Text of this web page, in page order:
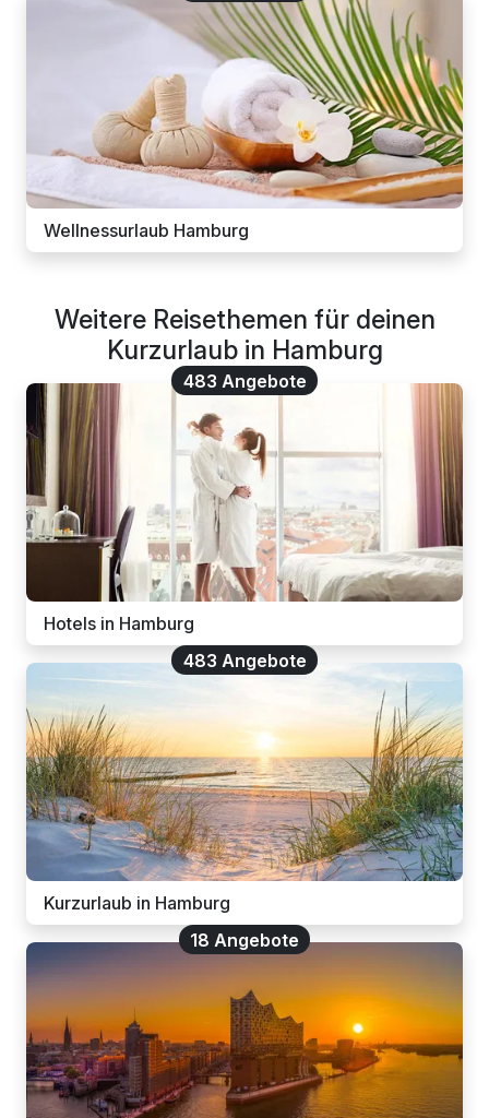
Wellnessurlaub Hamburg
Weitere Reisethemen für deinen
Kurzurlaub in Hamburg
483 Angebote
Hotels in Hamburg
483 Angebote
Kurzurlaub in Hamburg
18 Angebote